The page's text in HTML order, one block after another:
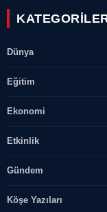
Dünya
Eğitim
Ekonomi
Etkinlik
Gündem
Köşe Yazıları